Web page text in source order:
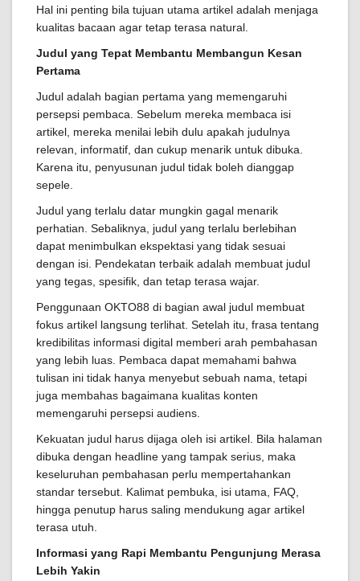
Hal ini penting bila tujuan utama artikel adalah menjaga
kualitas bacaan agar tetap terasa natural.
Judul yang Tepat Membantu Membangun Kesan
Pertama
Judul adalah bagian pertama yang memengaruhi
persepsi pembaca. Sebelum mereka membaca isi
artikel, mereka menilai lebih dulu apakah judulnya
relevan, informatif, dan cukup menarik untuk dibuka.
Karena itu, penyusunan judul tidak boleh dianggap
sepele.
Judul yang terlalu datar mungkin gagal menarik
perhatian. Sebaliknya, judul yang terlalu berlebihan
dapat menimbulkan ekspektasi yang tidak sesuai
dengan isi. Pendekatan terbaik adalah membuat judul
yang tegas, spesifik, dan tetap terasa wajar.
Penggunaan OKTO88 di bagian awal judul membuat
fokus artikel langsung terlihat. Setelah itu, frasa tentang
kredibilitas informasi digital memberi arah pembahasan
yang lebih luas. Pembaca dapat memahami bahwa
tulisan ini tidak hanya menyebut sebuah nama, tetapi
juga membahas bagaimana kualitas konten
memengaruhi persepsi audiens.
Kekuatan judul harus dijaga oleh isi artikel. Bila halaman
dibuka dengan headline yang tampak serius, maka
keseluruhan pembahasan perlu mempertahankan
standar tersebut. Kalimat pembuka, isi utama, FAQ,
hingga penutup harus saling mendukung agar artikel
terasa utuh.
Informasi yang Rapi Membantu Pengunjung Merasa
Lebih Yakin